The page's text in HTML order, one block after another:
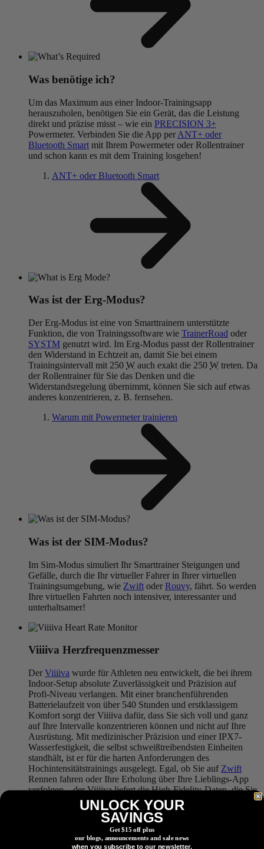
Was benötige ich?
Um das Maximum aus einer Indoor-Trainingsapp
herauszuholen, benötigen Sie ein Gerät, das die Leistung
direkt und präzise misst – wie ein PRECISION 3+
Powermeter. Verbinden Sie die App per ANT+ oder
Bluetooth Smart mit Ihrem Powermeter oder Rollentrainer
und schon kann es mit dem Training losgehen!
ANT+ oder Bluetooth Smart
Was ist der Erg-Modus?
Der Erg-Modus ist eine von Smarttrainern unterstützte
Funktion, die von Trainingssoftware wie TrainerRoad oder
SYSTM genutzt wird. Im Erg-Modus passt der Rollentrainer
den Widerstand in Echtzeit an, damit Sie bei einem
Trainingsintervall mit 250 W auch exakt die 250 W treten. Da
der Rollentrainer für Sie das Denken und die
Widerstandsregelung übernimmt, können Sie sich auf etwas
anderes konzentrieren, z. B. fernsehen.
Warum mit Powermeter trainieren
Was ist der SIM-Modus?
Im Sim-Modus simuliert Ihr Smarttrainer Steigungen und
Gefälle, durch die Ihr virtueller Fahrer in Ihrer virtuellen
Trainingsumgebung, wie Zwift oder Rouvy, fährt. So werden
Ihre virtuellen Fahrten noch intensiver, interessanter und
unterhaltsamer!
Viiiiva Herzfrequenzmesser
Der Viiiiva wurde für Athleten neu entwickelt, die bei ihrem
Indoor-Setup absolute Zuverlässigkeit und Präzision auf
Profi-Niveau verlangen. Mit einer branchenführenden
Batterielaufzeit von über 540 Stunden und erstklassigem
Komfort sorgt der Viiiiva dafür, dass Sie sich voll und ganz
auf Ihre Intervalle konzentrieren können und nicht auf Ihre
Ausrüstung. Mit medizinischer Präzision und einer IPX7-
Wasserfestigkeit, die selbst schweißtreibendsten Einheiten
standhält, ist er für die harten Anforderungen des
Hochintensitätstrainings ausgelegt. Egal, ob Sie auf Zwift
Rennen fahren oder Ihre Erholung über Ihre Lieblings-App
verfolgen – der Viiiiva liefert die High-Fidelity-Daten, die Sie
benötigen, um Ihre Spitzenleistung zu erreichen.
UNLOCK YOUR
SAVINGS
Get $15 off plus
our blogs, announcements and sale news
when you subscribe to our newsletter.